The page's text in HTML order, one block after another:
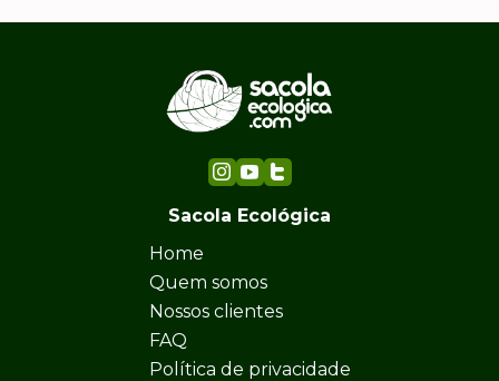
Sacola Ecológica
Home
Quem somos
Nossos clientes
FAQ
Política de privacidade